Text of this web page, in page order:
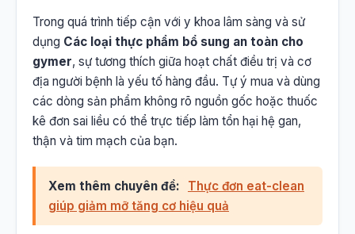
Trong quá trình tiếp cận với y khoa lâm sàng và sử
dụng Các loại thực phẩm bổ sung an toàn cho
gymer, sự tương thích giữa hoạt chất điều trị và cơ
địa người bệnh là yếu tố hàng đầu. Tự ý mua và dùng
các dòng sản phẩm không rõ nguồn gốc hoặc thuốc
kê đơn sai liều có thể trực tiếp làm tổn hại hệ gan,
thận và tim mạch của bạn.
Xem thêm chuyên đề:
Thực đơn eat-clean
giúp giảm mỡ tăng cơ hiệu quả